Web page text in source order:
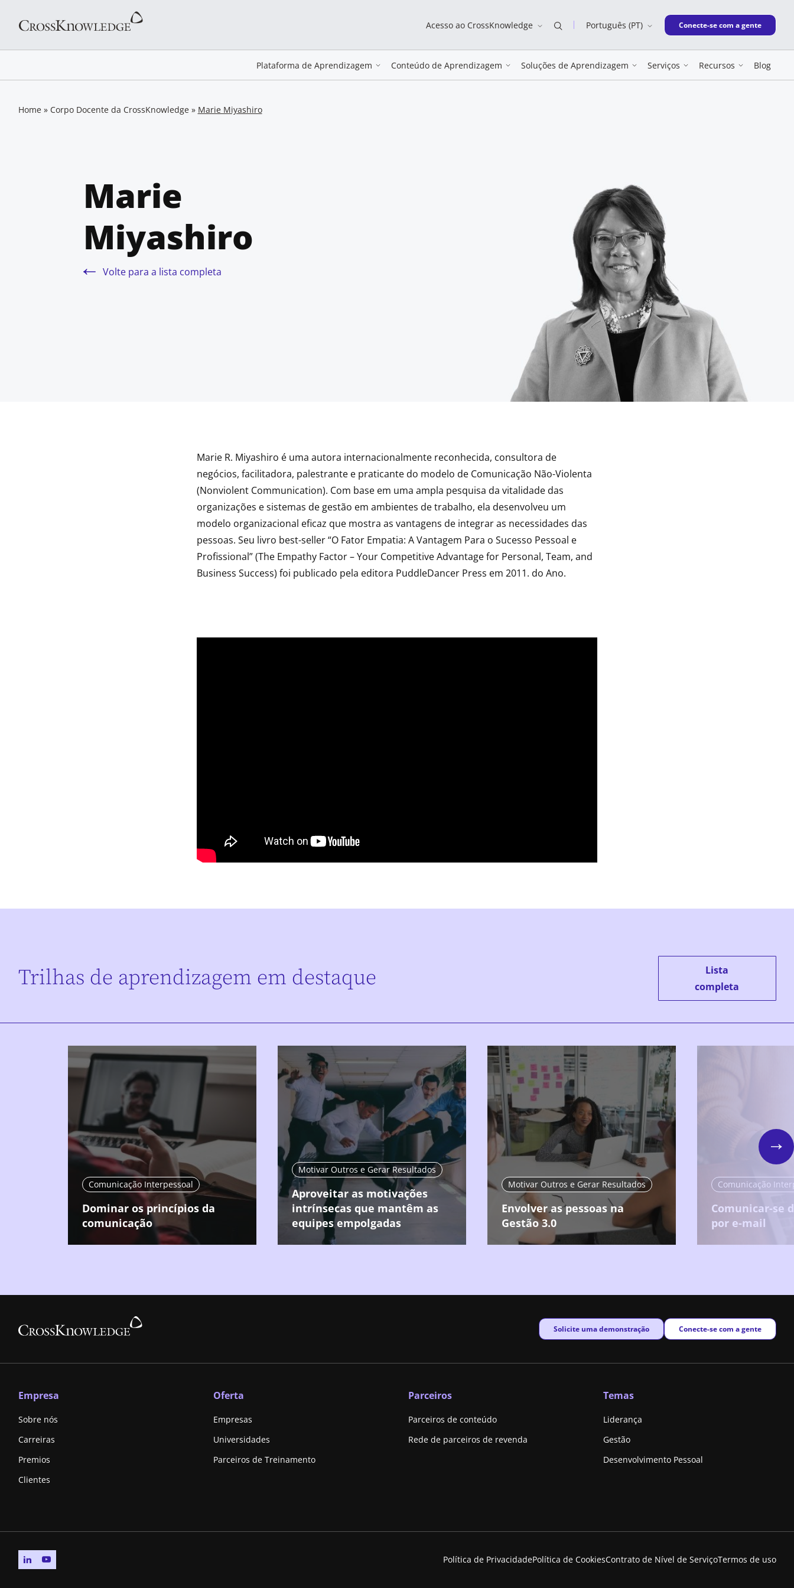
Acesso ao CrossKnowledge Português (PT) New window
Conecte-se com a gente
Plataforma de Aprendizagem Conteúdo de Aprendizagem Soluções de Aprendizagem Serviços Recursos Blog
Home» Corpo Docente da CrossKnowledge» Marie Miyashiro
Marie
Miyashiro
Volte para a lista completa
Marie R. Miyashiro é uma autora internacionalmente reconhecida, consultora de
negócios, facilitadora, palestrante e praticante do modelo de Comunicação Não-Violenta
(Nonviolent Communication). Com base em uma ampla pesquisa da vitalidade das
organizações e sistemas de gestão em ambientes de trabalho, ela desenvolveu um
modelo organizacional eficaz que mostra as vantagens de integrar as necessidades das
pessoas. Seu livro best-seller “O Fator Empatia: A Vantagem Para o Sucesso Pessoal e
Profissional” (The Empathy Factor – Your Competitive Advantage for Personal, Team, and
Business Success) foi publicado pela editora PuddleDancer Press em 2011. do Ano.
Trilhas de aprendizagem em destaque
Lista
completa
Comunicação Interpessoal
Dominar os princípios da
comunicação
Motivar Outros e Gerar Resultados
Aproveitar as motivações
intrínsecas que mantêm as
equipes empolgadas
Motivar Outros e Gerar Resultados
Envolver as pessoas na
Gestão 3.0
Comunicação
Comunicar-se
por e-mail
New window
Solicite uma demonstração New window
Conecte-se com a gente
Empresa
Sobre nós
Carreiras
Premios
Clientes
Oferta
Empresas
Universidades
Parceiros de Treinamento
Parceiros
Parceiros de conteúdo
Rede de parceiros de revenda
Temas
Liderança
Gestão
Desenvolvimento Pessoal
Go to linkedin page
Go to youtube page
Política de PrivacidadePolítica de CookiesContrato de Nível de ServiçoTermos de uso